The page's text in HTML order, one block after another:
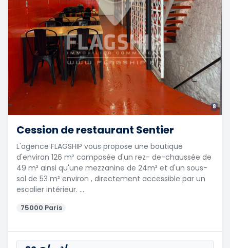
8
Cession de restaurant Sentier
L'agence FLAGSHIP vous propose une boutique
d'environ 126 m² composée d'un rez- de-chaussée de
49 m² ainsi qu'une mezzanine de 24m² et d'un sous-
sol de 53 m² environ , directement accessible par un
escalier intérieur. …
75000 Paris